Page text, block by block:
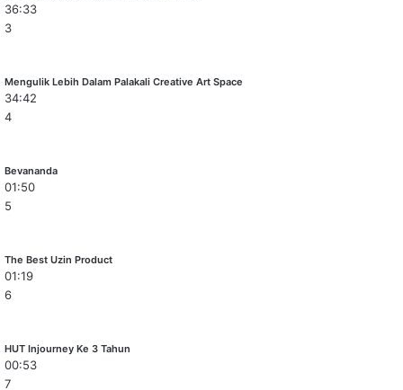
36:33
3
Mengulik Lebih Dalam Palakali Creative Art Space
34:42
4
Bevananda
01:50
5
The Best Uzin Product
01:19
6
HUT Injourney Ke 3 Tahun
00:53
7